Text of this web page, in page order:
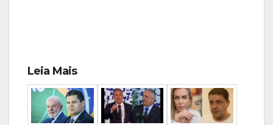
Leia Mais